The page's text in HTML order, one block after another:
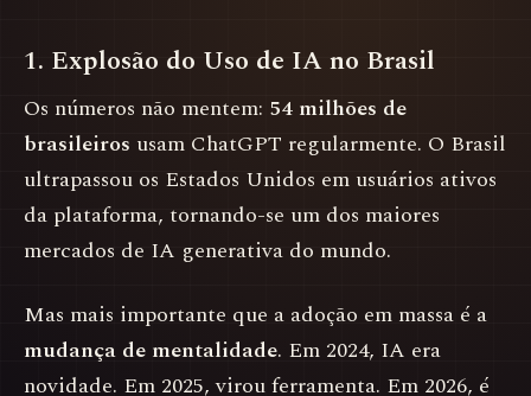
1. Explosão do Uso de IA no Brasil
Os números não mentem: 54 milhões de
brasileiros usam ChatGPT regularmente. O Brasil
ultrapassou os Estados Unidos em usuários ativos
da plataforma, tornando-se um dos maiores
mercados de IA generativa do mundo.
Mas mais importante que a adoção em massa é a
mudança de mentalidade. Em 2024, IA era
novidade. Em 2025, virou ferramenta. Em 2026, é